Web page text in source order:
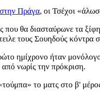
Πράγα, οι Τσέχοι
θα διασταύρωνε τα
τους Σουηδούς
ημίχρονο ήταν
νωρίς την πρόκριση.
το ματς στο β'